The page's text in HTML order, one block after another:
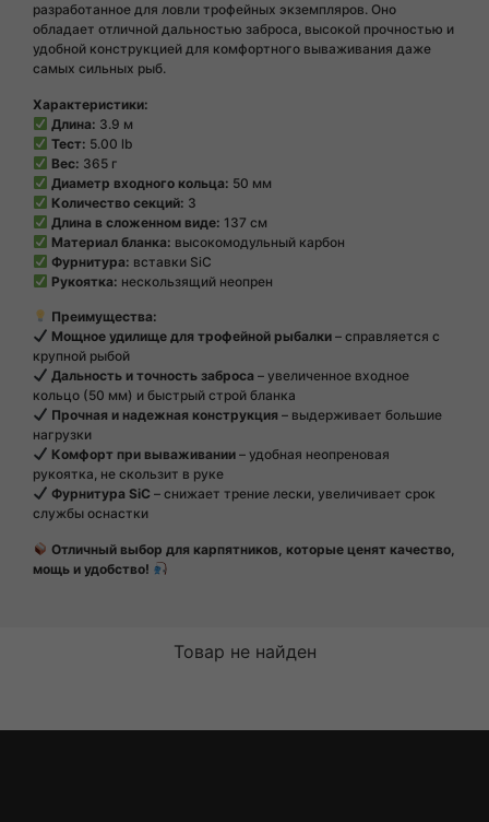
разработанное для ловли трофейных экземпляров. Оно
обладает отличной дальностью заброса, высокой прочностью и
удобной конструкцией для комфортного вываживания даже
самых сильных рыб.
Характеристики:
Длина: 3.9 м
Тест: 5.00 lb
Вес: 365 г
Диаметр входного кольца: 50 мм
Количество секций: 3
Длина в сложенном виде: 137 см
Материал бланка: высокомодульный карбон
Фурнитура: вставки SiC
Рукоятка: нескользящий неопрен
Преимущества:
Мощное удилище для трофейной рыбалки– справляется с
крупной рыбой
Дальность и точность заброса – увеличенное входное
кольцо (50 мм) и быстрый строй бланка
Прочная и надежная конструкция – выдерживает большие
нагрузки
Комфорт при вываживании– удобная неопреновая
рукоятка, не скользит в руке
Фурнитура SiC – снижает трение лески, увеличивает срок
службы оснастки
Отличный выбор для карпятников, которые ценят качество,
мощь и удобство!
Товар не найден